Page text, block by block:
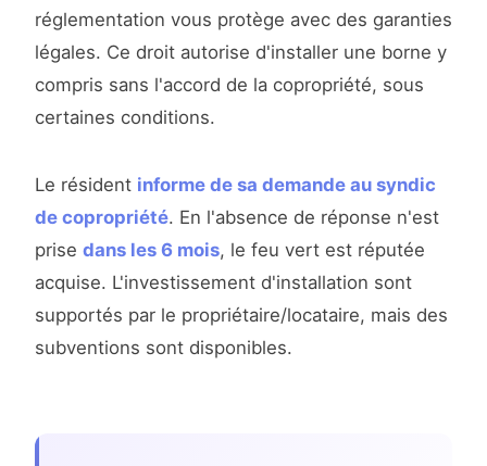
réglementation vous protège avec des garanties
légales. Ce droit autorise d'installer une borne y
compris sans l'accord de la copropriété, sous
certaines conditions.
Le résident informe de sa demande au syndic
de copropriété. En l'absence de réponse n'est
prise dans les 6 mois, le feu vert est réputée
acquise. L'investissement d'installation sont
supportés par le propriétaire/locataire, mais des
subventions sont disponibles.